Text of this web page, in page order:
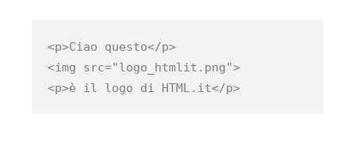
<p>Ciao questo</p>
<img src="logo_htmlit.png">
<p>è il logo di HTML.it</p>